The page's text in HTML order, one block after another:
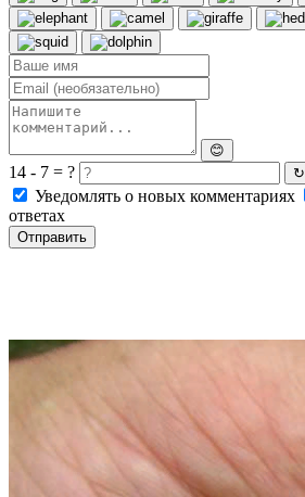
😊
14 - 7 = ? ↻
Уведомлять о новых комментариях
ответах
Отправить